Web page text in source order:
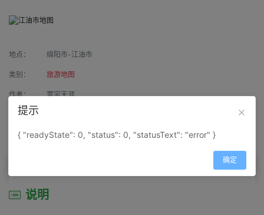
地点： 绵阳市-江油市
类别： 旅游地图
作者： 寰宇天涯
来源：
属性： 地图属性： 地图类型-综合性地图
说明
提示
{ "readyState": 0, "status": 0, "statusText": "error" }
确定